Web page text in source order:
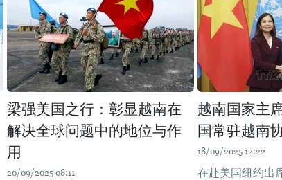
梁强美国之行：彰显越南在
解决全球问题中的地位与作
用
20/09/2025 08:11
越南国家主
国常驻越南
18/09/2025 12:22
在赴美国纽约出